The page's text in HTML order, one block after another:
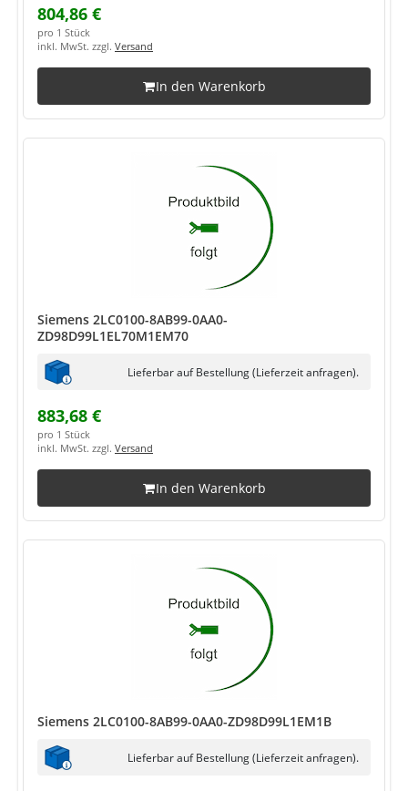
804,86 €
pro 1 Stück
inkl. MwSt. zzgl. Versand
In den Warenkorb
Siemens 2LC0100-8AB99-0AA0-
ZD98D99L1EL70M1EM70
Lieferbar auf Bestellung (Lieferzeit anfragen).
883,68 €
pro 1 Stück
inkl. MwSt. zzgl. Versand
In den Warenkorb
Siemens 2LC0100-8AB99-0AA0-ZD98D99L1EM1B
Lieferbar auf Bestellung (Lieferzeit anfragen).